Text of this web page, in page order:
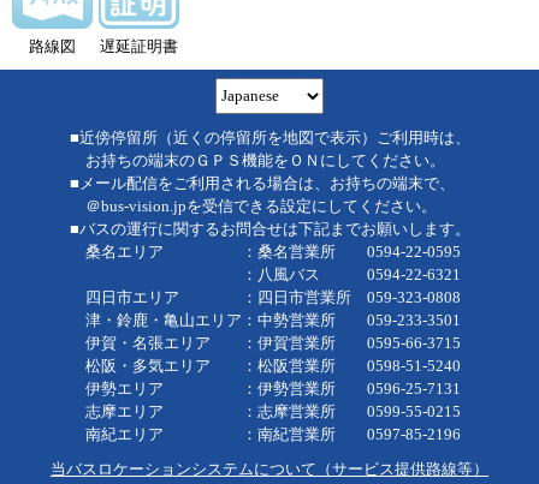
路線図 遅延証明書
■近傍停留所（近くの停留所を地図で表示）ご利用時は、
お持ちの端末のＧＰＳ機能をＯＮにしてください。
■メール配信をご利用される場合は、お持ちの端末で、
＠bus-vision.jpを受信できる設定にしてください。
■バスの運行に関するお問合せは下記までお願いします。
桑名エリア ：桑名営業所 0594-22-0595
：八風バス 0594-22-6321
四日市エリア ：四日市営業所 059-323-0808
津・鈴鹿・亀山エリア：中勢営業所 059-233-3501
伊賀・名張エリア ：伊賀営業所 0595-66-3715
松阪・多気エリア ：松阪営業所 0598-51-5240
伊勢エリア ：伊勢営業所 0596-25-7131
志摩エリア ：志摩営業所 0599-55-0215
南紀エリア ：南紀営業所 0597-85-2196
当バスロケーションシステムについて（サービス提供路線等）